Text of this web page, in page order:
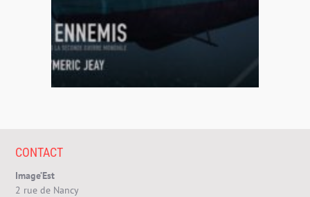
CONTACT
Image’Est
2 rue de Nancy